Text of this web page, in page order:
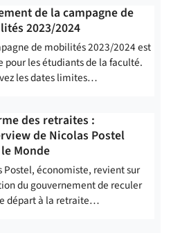
de la campagne de
2023/2024
de mobilités 2023/2024 est
pour les étudiants de la faculté.
les dates limites…
des retraites :
de Nicolas Postel
Monde
Postel, économiste, revient sur
du gouvernement de reculer
départ à la retraite…